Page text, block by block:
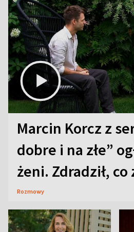
Marcin Korcz z
dobre i na złe”
żeni. Zdradził, co
Rozmowy